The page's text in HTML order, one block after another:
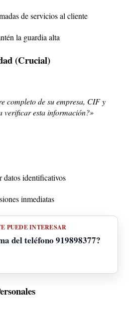
de servicios al cliente
la guardia alta
(Crucial)
completo de su empresa, CIF y
verificar esta información?»
datos identificativos
inmediatas
PUEDE INTERESAR
del teléfono 919898377?